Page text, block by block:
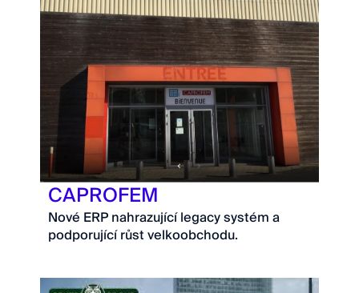
CAPROFEM
Nové ERP nahrazující legacy systém a
podporující růst velkoobchodu.